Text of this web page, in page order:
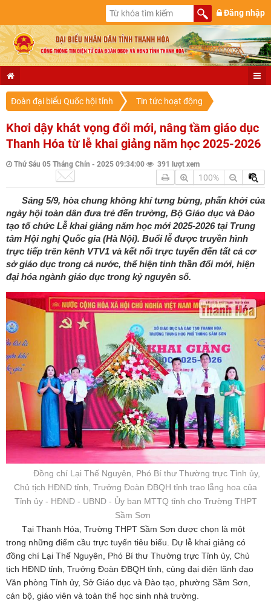
Đăng nhập
Đoàn đại biểu Quốc hội tỉnh Tin tức hoạt động
Khơi dậy khát vọng đổi mới, nâng tầm giáo dục
Thanh Hóa từ lễ khai giảng năm học 2025-2026
Thứ Sáu 05 Tháng Chín - 2025 09:34:00 391 lượt xem
100%
Sáng 5/9, hòa chung không khí tưng bừng, phấn khởi của
ngày hội toàn dân đưa trẻ đến trường, Bộ Giáo dục và Đào
tạo tổ chức Lễ khai giảng năm học mới 2025-2026 tại Trung
tâm Hội nghị Quốc gia (Hà Nội). Buổi lễ được truyền hình
trực tiếp trên kênh VTV1 và kết nối trực tuyến đến tất cả cơ
sở giáo dục trong cả nước, thể hiện tinh thần đổi mới, hiện
đại hóa ngành giáo dục trong kỷ nguyên số.
Đồng chí Lại Thế Nguyên, Phó Bí thư Thường trực Tỉnh ủy,
Chủ tịch HĐND tỉnh, Trưởng Đoàn ĐBQH tỉnh trao lẵng hoa của
Tỉnh ủy - HĐND - UBND - Ủy ban MTTQ tỉnh cho Trường THPT
Sầm Sơn
Tại Thanh Hóa, Trường THPT Sầm Sơn được chọn là một
trong những điểm cầu trực tuyến tiêu biểu. Dự lễ khai giảng có
đồng chí Lại Thế Nguyên, Phó Bí thư Thường trực Tỉnh ủy, Chủ
tịch HĐND tỉnh, Trưởng Đoàn ĐBQH tỉnh, cùng đại diện lãnh đạo
Văn phòng Tỉnh ủy, Sở Giáo dục và Đào tạo, phường Sầm Sơn,
cán bộ, giáo viên và toàn thể học sinh nhà trường.